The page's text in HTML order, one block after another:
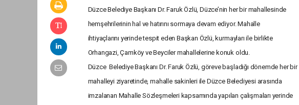
Düzce Belediye Başkanı Dr. Faruk Özlü, Düzce’nin her bir mahallesinde
hemşehrilerinin hal ve hatırını sormaya devam ediyor. Mahalle
ihtiyaçlarını yerinde tespit eden Başkan Özlü, kurmayları ile birlikte
Orhangazi, Çamköy ve Beyciler mahallelerine konuk oldu.
Düzce Belediye Başkanı Dr. Faruk Özlü, göreve başladığı dönemde her bir
mahalleyi ziyaretinde, mahalle sakinleri ile Düzce Belediyesi arasında
imzalanan Mahalle Sözleşmeleri kapsamında yapılan çalışmaları yerinde